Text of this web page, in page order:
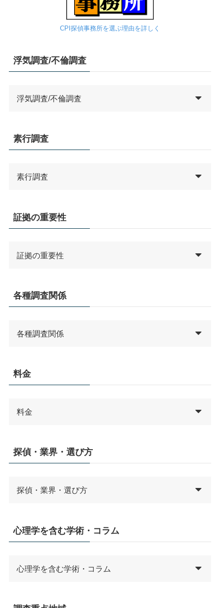
CPI探偵事務所を選ぶ理由を詳しく
浮気調査/不倫調査
浮気調査/不倫調査
素行調査
素行調査
証拠の重要性
証拠の重要性
各種調査関係
各種調査関係
料金
料金
探偵・業界・選び方
探偵・業界・選び方
心理学を含む学術・コラム
心理学を含む学術・コラム